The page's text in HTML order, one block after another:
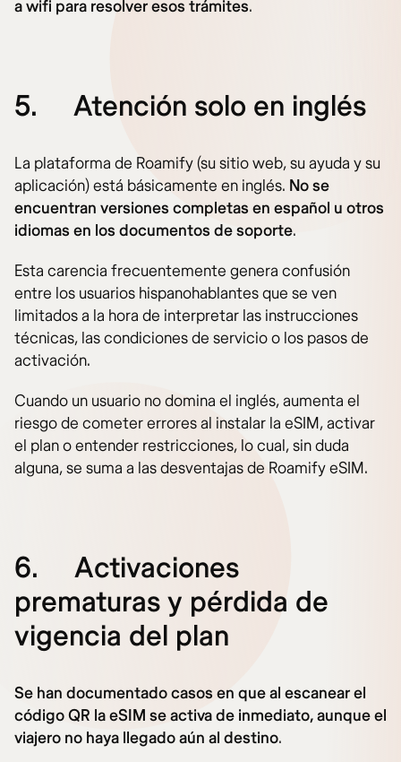
a wifi para resolver esos trámites.
5. Atención solo en inglés
La plataforma de Roamify (su sitio web, su ayuda y su
aplicación) está básicamente en inglés. No se
encuentran versiones completas en español u otros
idiomas en los documentos de soporte.
Esta carencia frecuentemente genera confusión
entre los usuarios hispanohablantes que se ven
limitados a la hora de interpretar las instrucciones
técnicas, las condiciones de servicio o los pasos de
activación.
Cuando un usuario no domina el inglés, aumenta el
riesgo de cometer errores al instalar la eSIM, activar
el plan o entender restricciones, lo cual, sin duda
alguna, se suma a las desventajas de Roamify eSIM.
6.
Activaciones
prematuras y pérdida de
vigencia del plan
Se han documentado casos en que al escanear el
código QR la eSIM se activa de inmediato, aunque el
viajero no haya llegado aún al destino.